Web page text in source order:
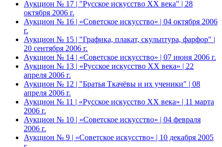
Аукцион № 17 | "Русское искусство XX века" | 28
октября 2006 г.
Аукцион № 16 | «Советское искусство» | 04 октября 2006
г.
Аукцион № 15 | "Графика, плакат, скульптура, фарфор" |
20 сентября 2006 г.
Аукцион № 14 | «Советское искусство» | 07 июня 2006 г.
Аукцион № 13 | «Русское искусство ХХ века» | 22
апреля 2006 г.
Аукцион № 12 | "Братья Ткачёвы и их ученики" | 08
апреля 2006 г.
Аукцион № 11 | «Русское искусство ХХ века» | 11 марта
2006 г.
Аукцион № 10 | «Советское искусство» | 04 февраля
2006 г.
Аукцион № 9 | «Советское искусство» | 10 декабря 2005